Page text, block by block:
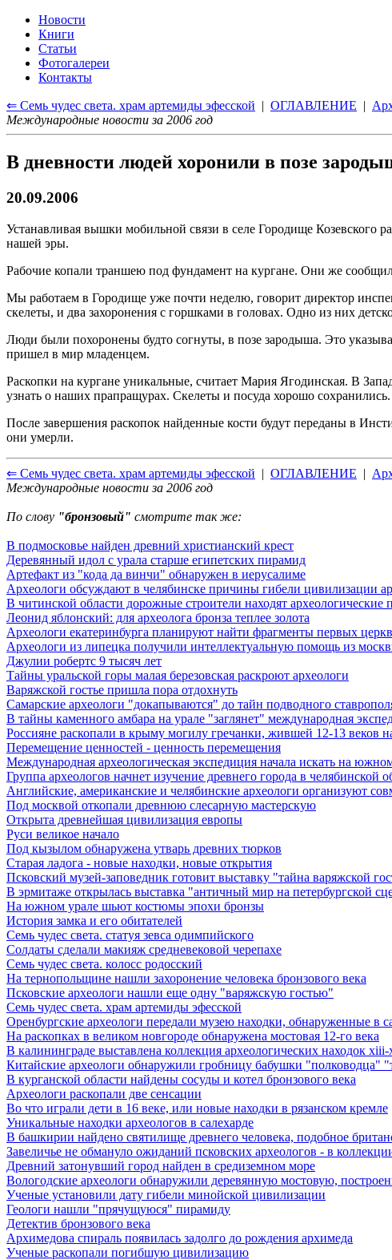
Новости
Книги
Статьи
Фотогалереи
Контакты
⇐ Семь чудес света. храм артемиды эфесской | ОГЛАВЛЕНИЕ |
Международные новости за 2006 год
В дневности людей хоронили в позе
20.09.2006
Устанавливая вышки мобильной связи в селе Городище Козевского
нашей эры.
Рабочие копали траншею под фундамент на кургане. Они же
Мы работаем в Городище уже почти неделю, говорит директор
скелеты, и два захоронения с горшками в головах. Одно из них
Люди были похоронены будто согнуты, в позе зародыша. Это
пришел в мир младенцем.
Раскопки на кургане уникальные, считает Мария Ягодинская. В
узнать о наших прапращурах. Скелеты и посуда хорошо сохранились.
После завершения раскопок найденные кости будут переданы в
они умерли.
⇐ Семь чудес света. храм артемиды эфесской | ОГЛАВЛЕНИЕ |
Международные новости за 2006 год
По слову "бронзовый" смотрите так же:
В подмосковье найден древний христианский крест
Деревянный идол с урала старше египетских пирамид
Артефакт из "кода да винчи" обнаружен в иерусалиме
Археологи обсуждают в челябинске причины гибели цивилизации
В читинской области дорожные строители находят археологические
Леонид яблонский: для археолога бронза теплее золота
Археологи екатеринбурга планируют найти фрагменты первых
Археологи из липецка получили интеллектуальную помощь из
Джулии робертс 9 тысяч лет
Тайны уральской горы малая березовская раскроют археологи
Варяжской гостье пришла пора отдохнуть
Самарские археологи "докапываются" до тайн подводного
В тайны каменного амбара на урале "заглянет" международная
Россияне раскопали в крыму могилу гречанки, жившей 12-13 веков
Перемещение ценностей - ценность перемещения
Международная археологическая экспедиция начала искать на
Группа археологов начнет изучение древнего города в челябинской
Английские, американские и челябинские археологи организуют
Под москвой откопали древнюю слесарную мастерскую
Открыта древнейшая цивилизация европы
Руси великое начало
Под кызылом обнаружена утварь древних тюрков
Старая ладога - новые находки, новые открытия
Псковский музей-заповедник готовит выставку "тайна варяжской
В эрмитаже открылась выставка "античный мир на петербургской
На южном урале шьют костюмы эпохи бронзы
История замка и его обитателей
Семь чудес света. статуя зевса одимпийского
Солдаты сделали макияж средневековой черепахе
Семь чудес света. колосс родосский
На тернопольщине нашли захоронение человека бронзового века
Псковские археологи нашли еще одну "варяжскую гостью"
Семь чудес света. храм артемиды эфесской
Оренбургские археологи передали музею находки, обнаруженные в
На раскопках в великом новгороде обнаружена мостовая 12-го века
В калининграде выставлена коллекция археологических находок xiii-
Китайские археологи обнаружили гробницу бабушки "полководца"
В курганской области найдены сосуды и котел бронзового века
Археологи раскопали две сенсации
Во что играли дети в 16 веке, или новые находки в рязанском кремле
Уникальные находки археологов в салехарде
В башкирии найдено святилище древнего человека, подобное
Завеличье не обмануло ожиданий псковских археологов - в
Древний затонувший город найден в средиземном море
Вологодские археологи обнаружили деревянную мостовую,
Ученые установили дату гибели минойской цивилизации
Геологи нашли "прячущуюся" пирамиду
Детектив бронзового века
Архимедова спираль появилась задолго до рождения архимеда
Ученые раскопали погибшую цивилизацию